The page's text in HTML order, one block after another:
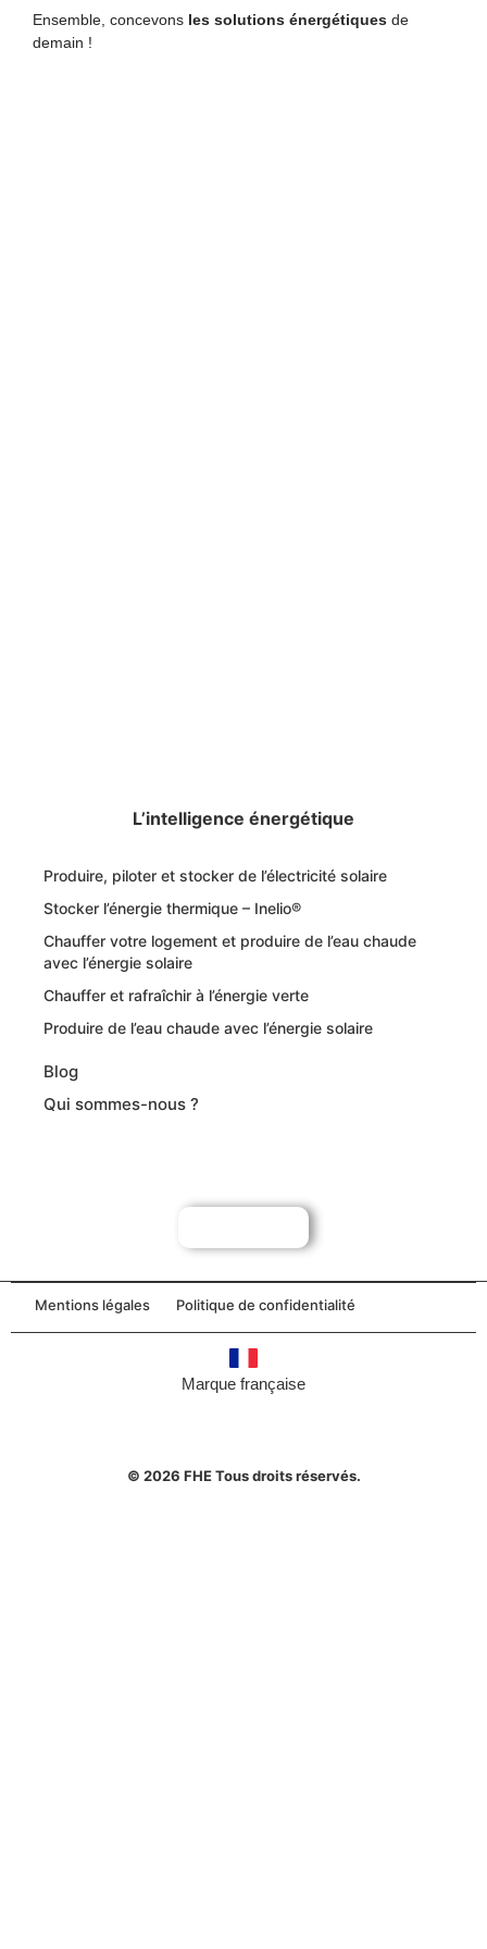
Ensemble, concevons les solutions énergétiques de
demain !
L’intelligence énergétique
Produire, piloter et stocker de l’électricité solaire
Stocker l’énergie thermique – Inelio®
Chauffer votre logement et produire de l’eau chaude
avec l’énergie solaire
Chauffer et rafraîchir à l’énergie verte
Produire de l’eau chaude avec l’énergie solaire
Blog
Qui sommes-nous ?
Mentions légales Politique de confidentialité
Marque française
© 2026 FHE Tous droits réservés.